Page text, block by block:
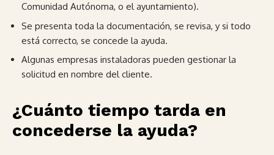
Comunidad Autónoma, o el ayuntamiento).
Se presenta toda la documentación, se revisa, y si todo
está correcto, se concede la ayuda.
Algunas empresas instaladoras pueden gestionar la
solicitud en nombre del cliente.
¿Cuánto tiempo tarda en
concederse la ayuda?